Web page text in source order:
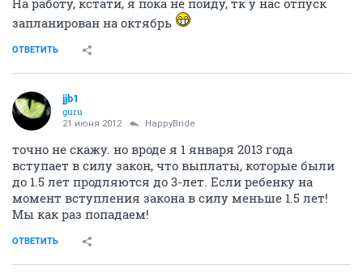
На работу, кстати, я пока не пойду, тк у нас отпуск
запланирован на октябрь
ОТВЕТИТЬ
jjb1
guru
21 июня 2012 HappyBride
точно не скажу. но вроде я 1 января 2013 года
вступает в силу закон, что выплаты, которые были
до 1.5 лет продляются до 3-лет. Если ребенку на
момент вступления закона в силу меньше 1.5 лет!
Мы как раз попадаем!
ОТВЕТИТЬ